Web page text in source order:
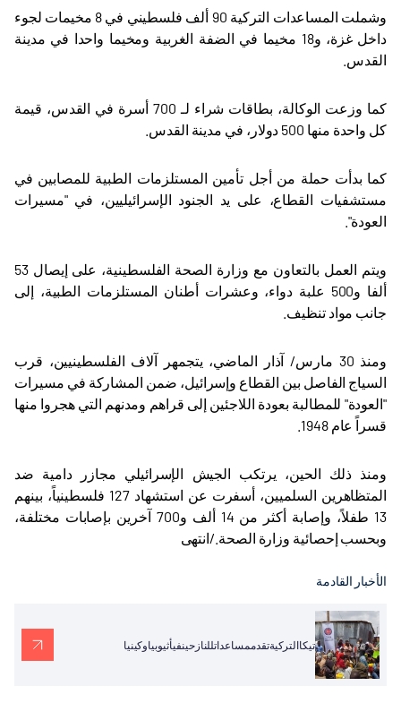
وشملت المساعدات التركية 90 ألف فلسطيني في 8 مخيمات لجوء
داخل غزة، و18 مخيما في الضفة الغربية ومخيما واحدا في مدينة
القدس
كما وزعت الوكالة، بطاقات شراء لـ 700 أسرة في القدس، قيمة
كل واحدة منها 500 دولار، في مدينة القدس
كما بدأت حملة من أجل تأمين المستلزمات الطبية للمصابين في
مستشفيات القطاع، على يد الجنود الإسرائيليين، في "مسيرات
العودة".
ويتم العمل بالتعاون مع وزارة الصحة الفلسطينية، على إيصال 53
ألفا و500 علبة دواء، وعشرات أطنان المستلزمات الطبية، إلى
جانب مواد تنظيف
ومنذ 30 مارس/ آذار الماضي، يتجمهر آلاف الفلسطينيين، قرب
السياج الفاصل بين القطاع وإسرائيل، ضمن المشاركة في مسيرات
"العودة" للمطالبة بعودة اللاجئين إلى قراهم ومدنهم التي هجروا منها
قسراً عام 1948
ومنذ ذلك الحين، يرتكب الجيش الإسرائيلي مجازر دامية ضد
المتظاهرين السلميين، أسفرت عن استشهاد 127 فلسطينياً، بينهم
13 طفلاً، وإصابة أكثر من 14 ألف و700 آخرين بإصابات مختلفة،
وبحسب إحصائية وزارة الصحة./انتهى
الأخبار القادمة
تيكاالتركيةتقدممساعداتللنازحينفيأثيوبياوكينيا